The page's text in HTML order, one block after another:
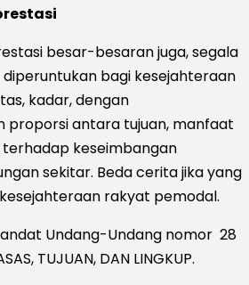
besar-besaran juga, segala
bagi kesejahteraan
kadar, dengan
antara tujuan, manfaat
keseimbangan
sekitar. Beda cerita jika yang
rakyat pemodal.
Undang-Undang nomor 28
TUJUAN, DAN LINGKUP.